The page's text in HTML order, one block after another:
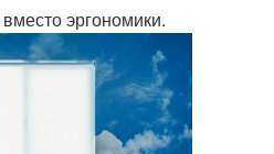
эргономики.